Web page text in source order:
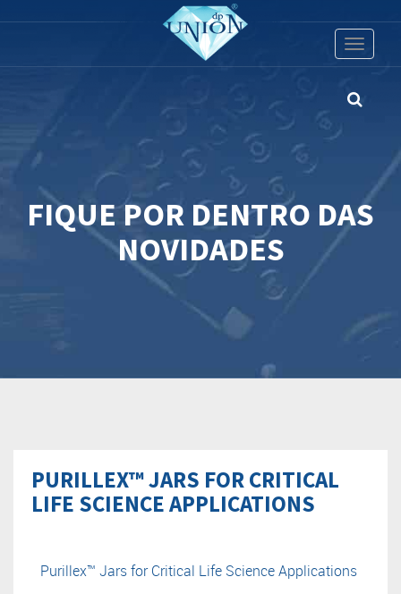
Toggle
FIQUE POR DENTRO DAS
NOVIDADES
PURILLEX™ JARS FOR CRITICAL
LIFE SCIENCE APPLICATIONS
Purillex™ Jars for Critical Life Science Applications